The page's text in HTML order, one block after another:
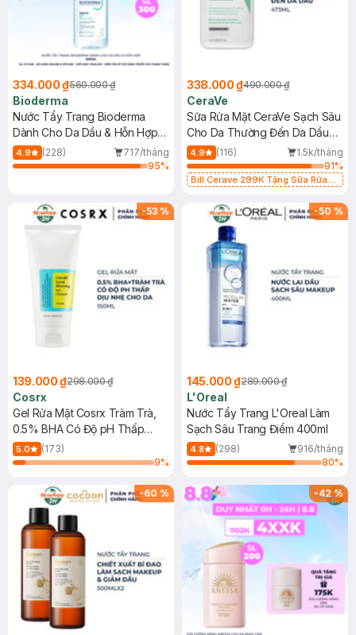
334.000 ₫560.000 ₫
Bioderma
Nước Tẩy Trang Bioderma
Dành Cho Da Dầu & Hỗn Hợp
500ml
4.9 (228)
717/tháng
95%
338.000 ₫490.000 ₫
CeraVe
Sữa Rửa Mặt CeraVe Sạch Sâu
Cho Da Thường Đến Da Dầu
473ml
4.9 (116)
1.5k/tháng
91%
Bill Cerave 299K Tặng Sữa Rửa
-53 %
139.000 ₫298.000 ₫
Cosrx
Gel Rửa Mặt Cosrx Tràm Trà,
0.5% BHA Có Độ pH Thấp
150ml
5.0
(173)
9%
-50 %
145.000 ₫289.000 ₫
L'Oreal
Nước Tẩy Trang L'Oreal Làm
Sạch Sâu Trang Điểm 400ml
4.8 (298)
916/tháng
80%
-60 % -42%